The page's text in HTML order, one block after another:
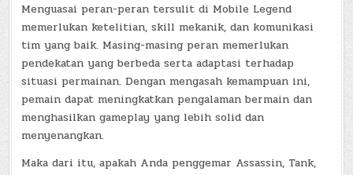
Menguasai peran-peran tersulit di Mobile Legend
memerlukan ketelitian, skill mekanik, dan komunikasi
tim yang baik. Masing-masing peran memerlukan
pendekatan yang berbeda serta adaptasi terhadap
situasi permainan. Dengan mengasah kemampuan ini,
pemain dapat meningkatkan pengalaman bermain dan
menghasilkan gameplay yang lebih solid dan
menyenangkan.
Maka dari itu, apakah Anda penggemar Assassin, Tank,